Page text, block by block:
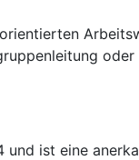
ist eine